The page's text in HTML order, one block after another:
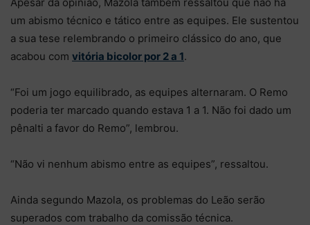
um abismo técnico e tático entre as equipes. Ele sustentou
a sua tese relembrando o primeiro clássico do ano, que
acabou com vitória bicolor por 2 a 1.
“Foi um jogo equilibrado, as equipes alternaram. O Remo
poderia ter marcado quando estava 1 a 1. Não foi dado um
pênalti a favor do Remo”, lembrou.
“Não vi nenhum abismo entre as equipes”, ressaltou.
Ainda segundo Mazola, os problemas do Leão serão
superados com trabalho da comissão técnica.